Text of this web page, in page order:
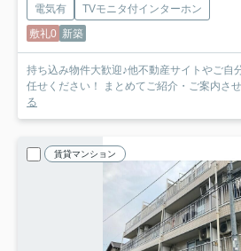
電気有
TVモニタ付インターホン
敷礼0 新築
持ち込み物件大歓迎♪他不動産サイトやご自
任せください！ まとめてご紹介・ご案内さ
る
賃貸マンション